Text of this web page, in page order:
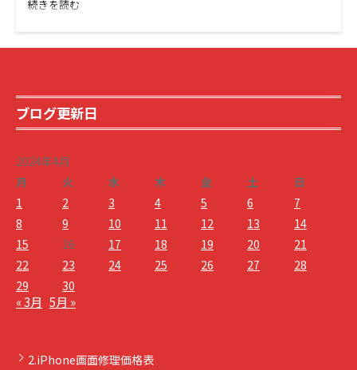
続きを読む
ブログ更新日
2024年4月
月
火 水 木 金 土
日
1
2 3 4 5 6
7
8
9 10 11 12 13
14
15
16 17 18 19 20
21
22
23 24 25 26 27
28
29
30
« 3月 5月 »
2.iPhone画面修理価格表